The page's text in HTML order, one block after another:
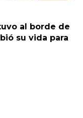
al borde de
su vida para